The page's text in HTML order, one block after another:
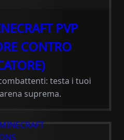
PVP
CONTRO
testa i tuoi
suprema.